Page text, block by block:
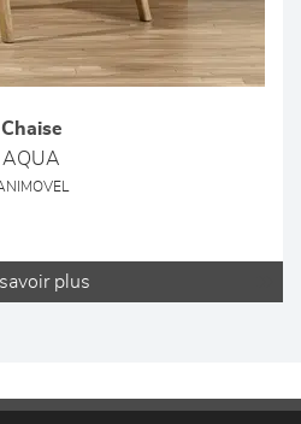
Chaise
AQUA
plus